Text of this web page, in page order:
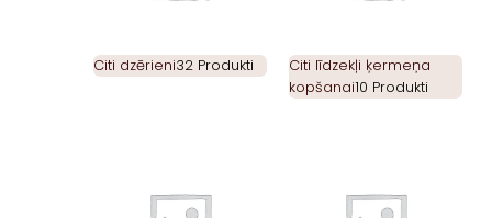
Citi dzērieni32 Produkti
Citi līdzekļi ķermeņa
kopšanai10 Produkti